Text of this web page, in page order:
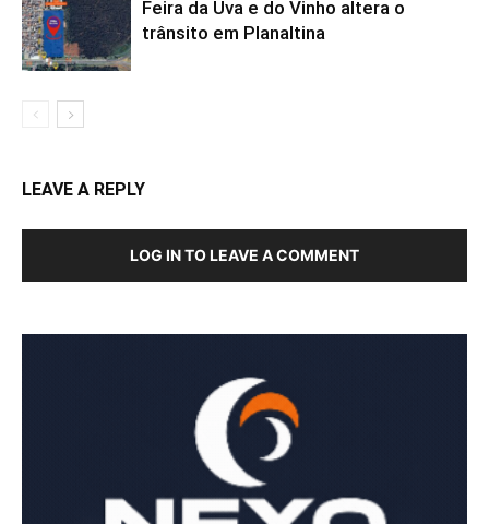
Feira da Uva e do Vinho altera o
trânsito em Planaltina
LEAVE A REPLY
LOG IN TO LEAVE A COMMENT